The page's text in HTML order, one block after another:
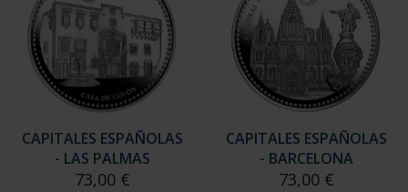
CAPITALES ESPAÑOLAS
- LAS PALMAS
73,00 €
CAPITALES ESPAÑOLAS
- BARCELONA
73,00 €